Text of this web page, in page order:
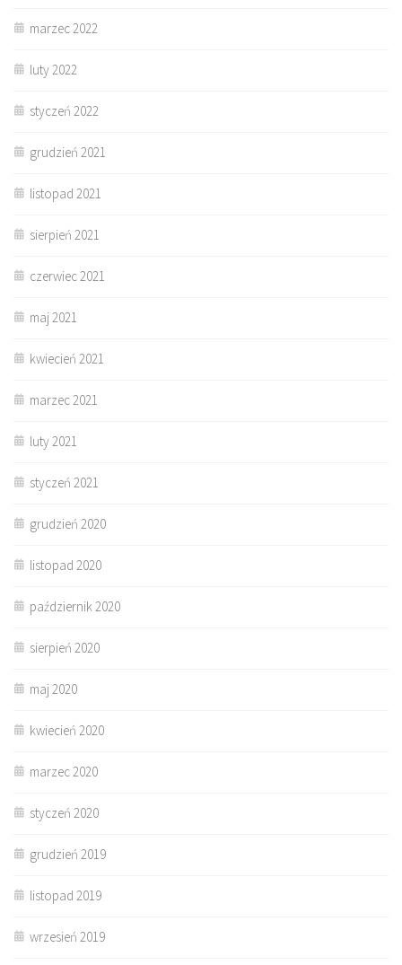
marzec 2022
luty 2022
styczeń 2022
grudzień 2021
listopad 2021
sierpień 2021
czerwiec 2021
maj 2021
kwiecień 2021
marzec 2021
luty 2021
styczeń 2021
grudzień 2020
listopad 2020
październik 2020
sierpień 2020
maj 2020
kwiecień 2020
marzec 2020
styczeń 2020
grudzień 2019
listopad 2019
wrzesień 2019